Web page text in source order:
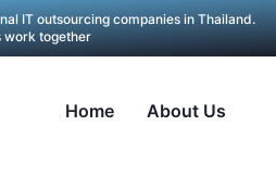
IT outsourcing companies in Thailand.
work together
Home About Us